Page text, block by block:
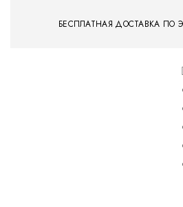
БЕСПЛАТНАЯ ДОСТАВКА ПО